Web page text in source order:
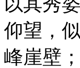
仰望，
峰崖壁